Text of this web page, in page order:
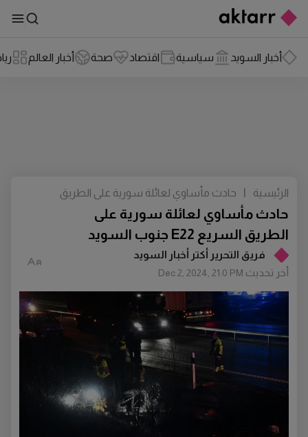
أخبار السويد سياسية اقتصاد صحة أخبار العالم
فريق التحرير أكتر أخبار السويد
أخر تحديث Dec 2, 2024, 21:0 PM
حادث مأساوي لعائلة سورية على
الطريق السريع E22 جنوب السويد
الرئيسية |
حادث مأساوي لعائلة سورية على الطريق
السريع E22 جنوب السويد